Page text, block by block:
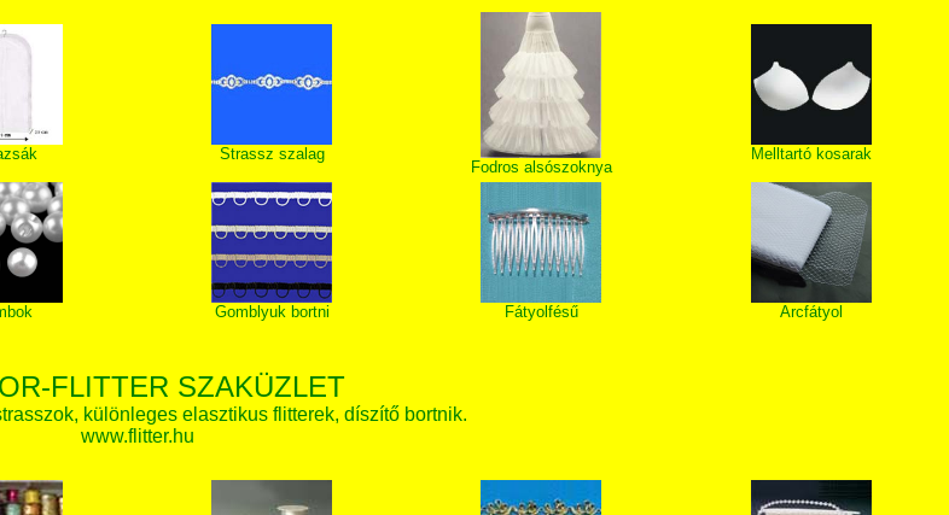
Strassz szalag
Fodros alsószoknya
Melltartó kosarak
Gomblyuk bortni Fátyolfésű Arcfátyol
FLITTER SZAKÜZLET
különleges elasztikus flitterek, díszítő bortnik.
www.flitter.hu